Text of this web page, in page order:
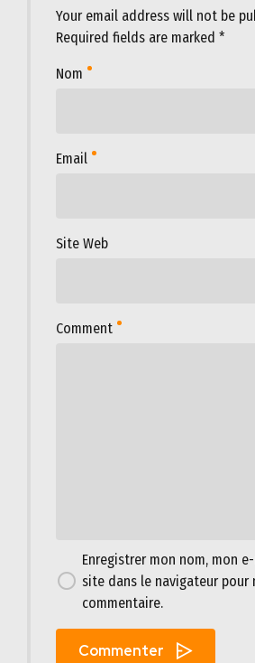
Your email address will not be
Required fields are marked *
Comment
Nom
Email
Site Web
Enregistrer mon nom, mon
site dans le navigateur pour
commentaire.
Commenter